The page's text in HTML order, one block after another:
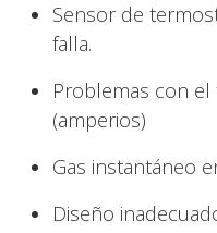
Sensor de
falla.
Problemas con
(amperios)
Gas instantáneo
Diseño